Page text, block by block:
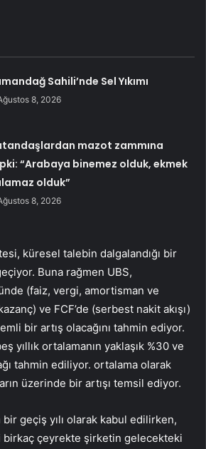
Sahili’nde Sel Yıkımı
8, 2026
mazot zammına
“Arabaya binemez olduk, ekmek
olduk”
8, 2026
küresel talebin dalgalandığı bir
Buna rağmen UBS,
(faiz, vergi, amortisman ve
ve FCF’de (serbest nakit akışı)
bir artış olacağını tahmin ediyor.
yıllık ortalamanın yaklaşık %30 ve
tahmin ediliyor. ortalama olarak
üzerinde bir artışı temsil ediyor.
geçiş yılı olarak kabul edilirken,
birkaç çeyrekte şirketin gelecekteki